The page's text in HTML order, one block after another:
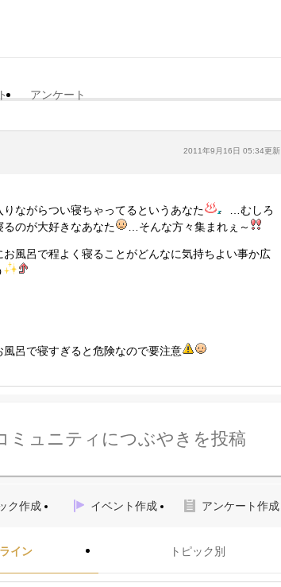
アンケート
2011年9月16日 05:34更新
りながらつい寝ちゃってるというあなた
…むしろ
るのが大好きなあなた
…そんな方々集まれぇ～
お風呂で程よく寝ることがどんなに気持ちよい事か広
風呂で寝すぎると危険なので要注意
ミュニティにつぶやきを投稿
ク作成 イベント作成 アンケート作成
イン トピック別